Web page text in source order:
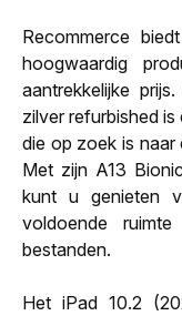
Recommerce
hoogwaardig
aantrekkelijke
zilver refurbished
die op zoek is naar
Met zijn A13
kunt u genieten
voldoende
bestanden.
Het iPad 10.2